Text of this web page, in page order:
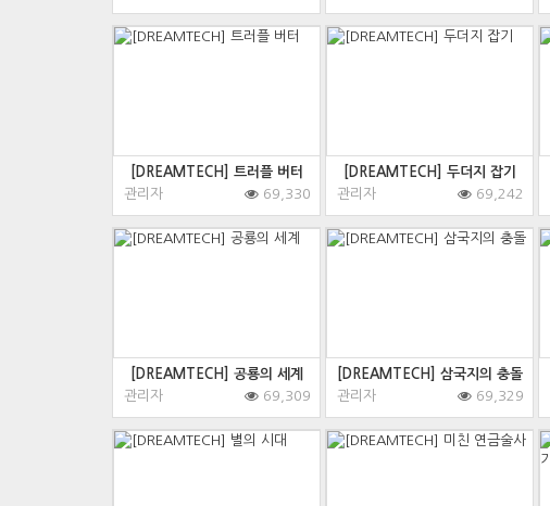
[DREAMTECH] 트러플 버터
관리자
69,330
[DREAMTECH] 두더지 잡기
관리자
69,242
[DREAMTECH] 공룡의 세계
관리자
69,309
[DREAMTECH] 삼국지의 충돌
관리자
69,329